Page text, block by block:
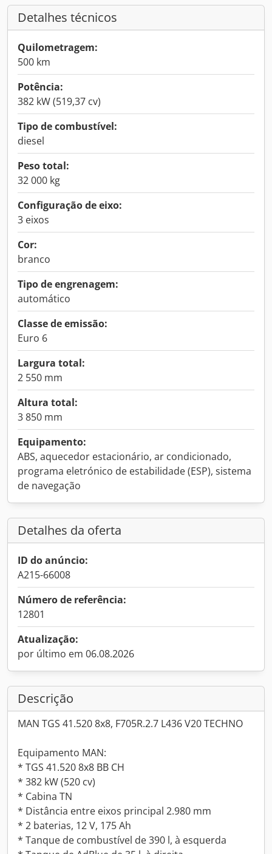
Detalhes técnicos
Quilometragem:
500 km
Potência:
382 kW (519,37 cv)
Tipo de combustível:
diesel
Peso total:
32 000 kg
Configuração de eixo:
3 eixos
Cor:
branco
Tipo de engrenagem:
automático
Classe de emissão:
Euro 6
Largura total:
2 550 mm
Altura total:
3 850 mm
Equipamento:
ABS, aquecedor estacionário, ar condicionado,
programa eletrónico de estabilidade (ESP), sistema
de navegação
Detalhes da oferta
ID do anúncio:
A215-66008
Número de referência:
12801
Atualização:
por último em 06.08.2026
Descrição
MAN TGS 41.520 8x8, F705R.2.7 L436 V20 TECHNO
Equipamento MAN:
* TGS 41.520 8x8 BB CH
* 382 kW (520 cv)
* Cabina TN
* Distância entre eixos principal 2.980 mm
* 2 baterias, 12 V, 175 Ah
* Tanque de combustível de 390 l, à esquerda